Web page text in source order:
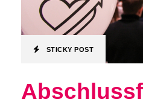
STICKY POST